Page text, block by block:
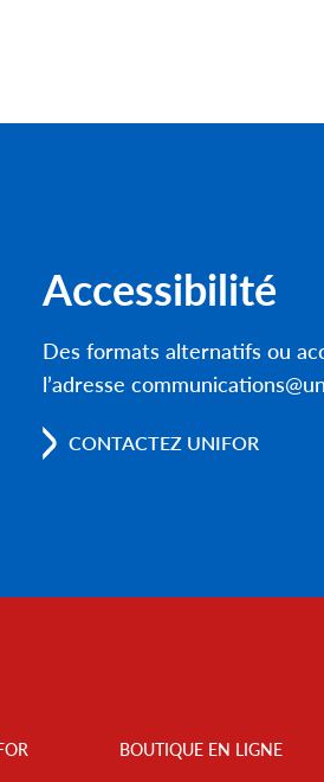
Accessibilité
Des formats alternatifs ou
l’adresse
CONTACTEZ UNIFOR
BOUTIQUE EN LIGNE